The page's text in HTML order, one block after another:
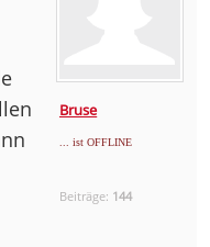
Bruse
... ist OFFLINE
Beiträge: 144